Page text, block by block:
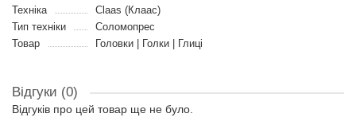
Техніка
Claas (Клаас)
Тип техніки
Соломопрес
Товар
Головки | Голки | Глиці
Відгуки (0)
Відгуків про цей товар ще не було.